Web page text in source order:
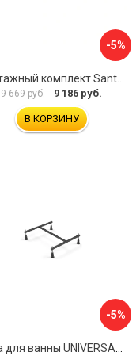
-5%
9 669 руб. 9 186 руб.
В КОРЗИНУ
-5%
Рама для ванны UNIVERSAL Cersanit K-RW-UNIVERSAL160-170